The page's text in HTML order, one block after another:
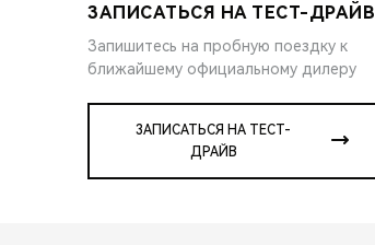
ЗАПИСАТЬСЯ НА ТЕСТ-ДРАЙВ
Запишитесь на пробную поездку к
ближайшему официальному дилеру
ЗАПИСАТЬСЯ НА ТЕСТ-
ДРАЙВ